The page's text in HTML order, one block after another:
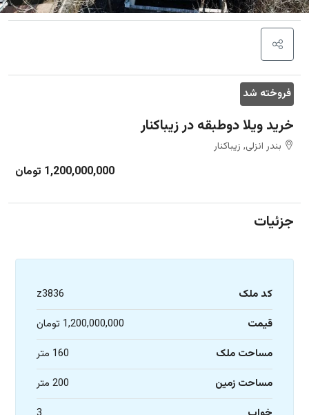
فروخته شد
خرید ویلا دوطبقه در زیباکنار
بندر انزلی, زیباکنار
1,200,000,000 تومان
جزئیات
کد ملک
z3836
قیمت
1,200,000,000 تومان
مساحت ملک
160 متر
مساحت زمین
200 متر